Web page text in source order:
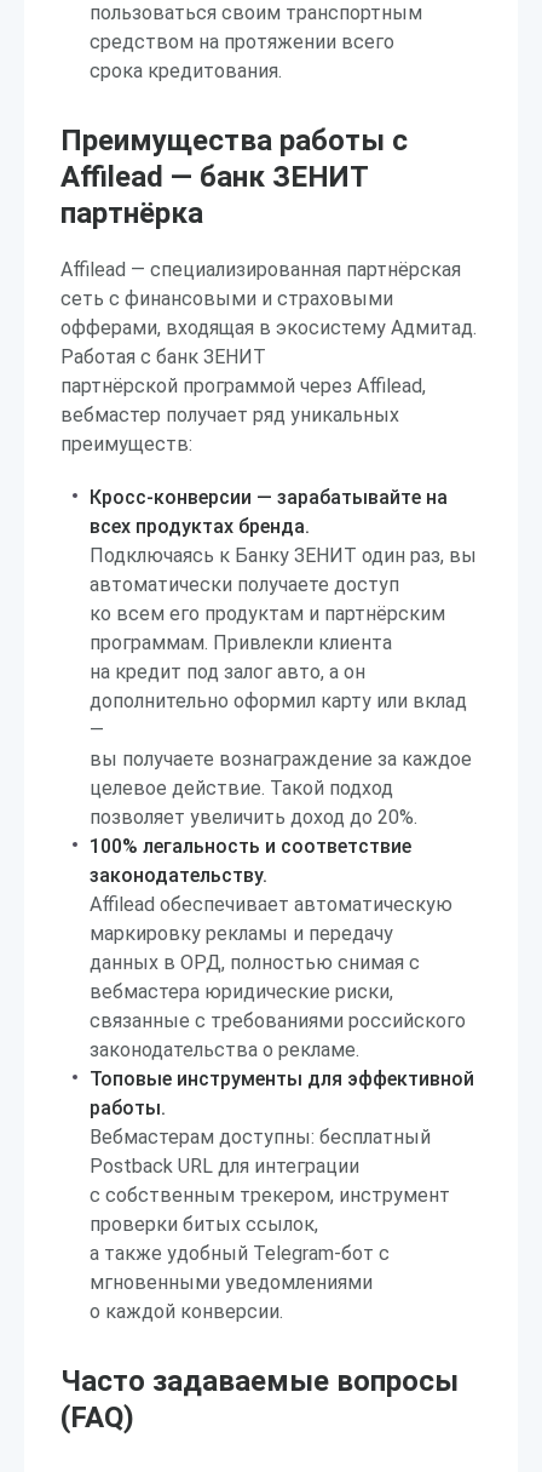
пользоваться своим транспортным
средством на протяжении всего
срока кредитования.
Преимущества работы с
Affilead — банк ЗЕНИТ
партнёрка
Affilead — специализированная партнёрская
сеть с финансовыми и страховыми
офферами, входящая в экосистему Адмитад.
Работая с банк ЗЕНИТ
партнёрской программой через Affilead,
вебмастер получает ряд уникальных
преимуществ:
Кросс-конверсии — зарабатывайте на
всех продуктах бренда.
Подключаясь к Банку ЗЕНИТ один раз, вы
автоматически получаете доступ
ко всем его продуктам и партнёрским
программам. Привлекли клиента
на кредит под залог авто, а он
дополнительно оформил карту или вклад
—
вы получаете вознаграждение за каждое
целевое действие. Такой подход
позволяет увеличить доход до 20%.
100% легальность и соответствие
законодательству.
Affilead обеспечивает автоматическую
маркировку рекламы и передачу
данных в ОРД, полностью снимая с
вебмастера юридические риски,
связанные с требованиями российского
законодательства о рекламе.
Топовые инструменты для эффективной
работы.
Вебмастерам доступны: бесплатный
Postback URL для интеграции
с собственным трекером, инструмент
проверки битых ссылок,
а также удобный Telegram-бот с
мгновенными уведомлениями
о каждой конверсии.
Часто задаваемые вопросы
(FAQ)